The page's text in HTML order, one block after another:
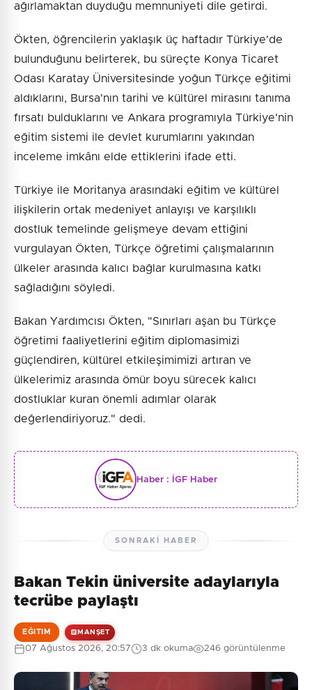
ağırlamaktan duyduğu memnuniyeti dile getirdi.
Ökten, öğrencilerin yaklaşık üç haftadır Türkiye'de
bulunduğunu belirterek, bu süreçte Konya Ticaret
Odası Karatay Üniversitesinde yoğun Türkçe eğitimi
aldıklarını, Bursa'nın tarihi ve kültürel mirasını tanıma
fırsatı bulduklarını ve Ankara programıyla Türkiye'nin
eğitim sistemi ile devlet kurumlarını yakından
inceleme imkânı elde ettiklerini ifade etti.
Türkiye ile Moritanya arasındaki eğitim ve kültürel
ilişkilerin ortak medeniyet anlayışı ve karşılıklı
dostluk temelinde gelişmeye devam ettiğini
vurgulayan Ökten, Türkçe öğretimi çalışmalarının
ülkeler arasında kalıcı bağlar kurulmasına katkı
sağladığını söyledi.
Bakan Yardımcısı Ökten, "Sınırları aşan bu Türkçe
öğretimi faaliyetlerini eğitim diplomasimizi
güçlendiren, kültürel etkileşimimizi artıran ve
ülkelerimiz arasında ömür boyu sürecek kalıcı
dostluklar kuran önemli adımlar olarak
değerlendiriyoruz." dedi.
Haber : İGF Haber
SONRAKI HABER
Bakan Tekin üniversite adaylarıyla
tecrübe paylaştı
EĞITIM MANŞET
07 Ağustos 2026, 20:57 3 dk okuma 246 görüntülenme